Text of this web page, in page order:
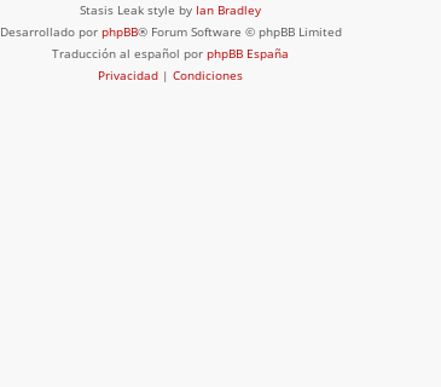
Stasis Leak style by Ian Bradley
Desarrollado por phpBB® Forum Software © phpBB Limited
Traducción al español por phpBB España
Privacidad | Condiciones